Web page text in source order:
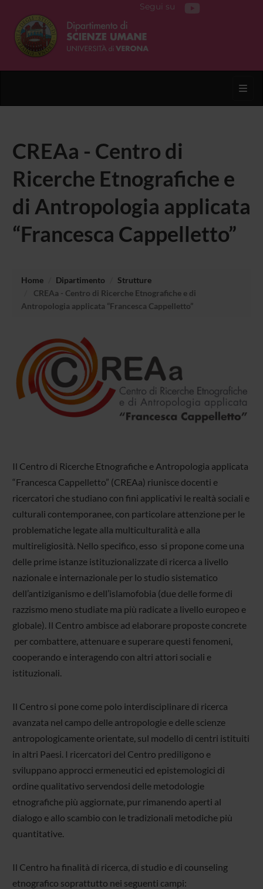
Segui su
CREAa - Centro di
Ricerche Etnografiche e
di Antropologia applicata
“Francesca Cappelletto”
Home Dipartimento
Strutture
CREAa - Centro di Ricerche Etnografiche e di
Antropologia applicata “Francesca Cappelletto”
Il Centro di Ricerche Etnografiche e Antropologia applicata
“Francesca Cappelletto” (CREAa) riunisce docenti e
ricercatori che studiano con fini applicativi le realtà sociali e
culturali contemporanee, con particolare attenzione per le
problematiche legate alla multiculturalità e alla
multireligiosità. Nello specifico, esso si propone come una
delle prime istanze istituzionalizzate di ricerca a livello
nazionale e internazionale per lo studio sistematico
dell’antiziganismo e dell’islamofobia (due delle forme di
razzismo meno studiate ma più radicate a livello europeo e
globale). Il Centro ambisce ad elaborare proposte concrete
per combattere, attenuare e superare questi fenomeni,
cooperando e interagendo con altri attori sociali e
istituzionali.
Il Centro si pone come polo interdisciplinare di ricerca
avanzata nel campo delle antropologie e delle scienze
antropologicamente orientate, sul modello di centri istituiti
in altri Paesi. I ricercatori del Centro prediligono e
sviluppano approcci ermeneutici ed epistemologici di
ordine qualitativo servendosi delle metodologie
etnografiche più aggiornate, pur rimanendo aperti al
dialogo e allo scambio con le tradizionali metodiche più
quantitative.
Il Centro ha finalità di ricerca, di studio e di counseling
etnografico soprattutto nei seguenti campi: